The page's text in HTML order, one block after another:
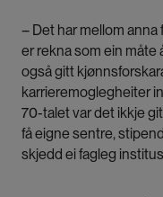
– Det har mellom
er rekna som ein måte
også gitt
karrieremoglegheiter
70-talet var det ikkje
få eigne sentre,
skjedd ei fagleg